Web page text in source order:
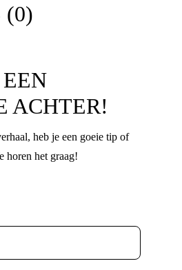
(0)
ACHTER!
heb je een goeie tip of
horen het graag!